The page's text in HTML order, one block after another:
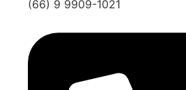
(66) 9 9909-1021